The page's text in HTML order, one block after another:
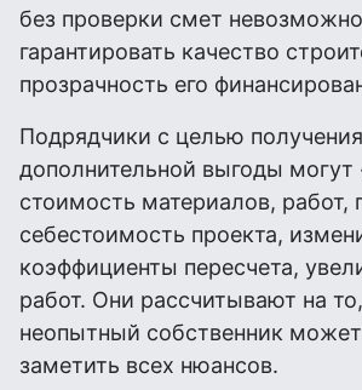
без проверки смет невозможно
гарантировать качество
прозрачность его
Подрядчики с целью получения
дополнительной выгоды могут
стоимость материалов, работ,
себестоимость проекта,
коэффициенты пересчета,
работ. Они рассчитывают на
неопытный собственник
заметить всех нюансов.